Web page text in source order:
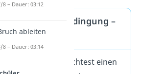
Hinreichende Bedingung –
Beispiel Kuchen
Stell dir vor, du möchtest einen
8 – Dauer: 03:12
ableiten
8 – Dauer: 03:14